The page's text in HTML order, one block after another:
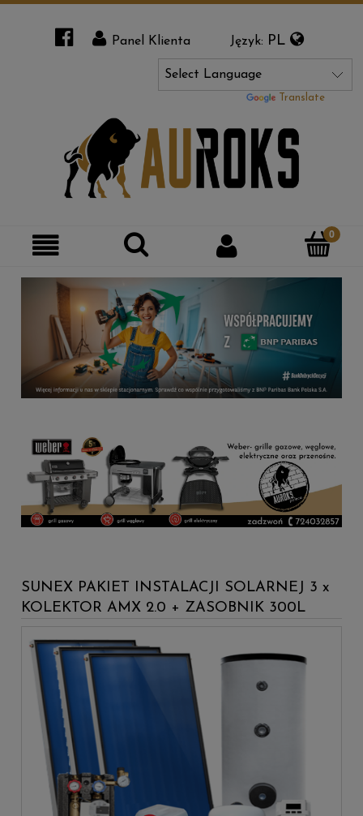
Panel Klienta Język: PL
Powered by Translate
konto
SUNEX PAKIET INSTALACJI SOLARNEJ 3 x
KOLEKTOR AMX 2.0 + ZASOBNIK 300L